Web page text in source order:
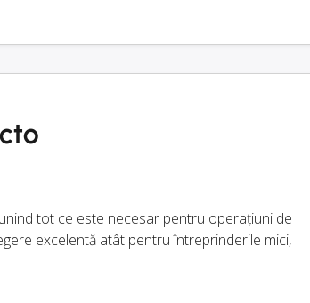
tot ce este necesar pentru operațiuni de
excelentă atât pentru întreprinderile mici,